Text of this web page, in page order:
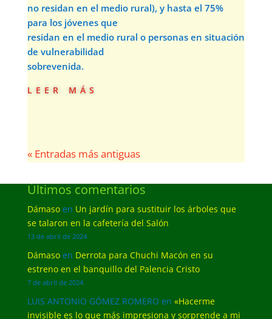
no residan en el medio rural), y hasta el 75%
para los jóvenes que
residan en el medio rural o personas en situación
de vulnerabilidad
sobrevenida.
leer más
« Entradas más antiguas
Últimos comentarios
Dámasoen Un jardín para sustituir los árboles que
se talaron en la cafetería del Salón
13 de abril de 2024
Dámasoen Derrota para Chuchi Macón en su
estreno en el banquillo del Palencia Cristo
7 de abril de 2024
LUIS ANTONIO GÓMEZ ROMERO en «Hacerme
invisible es lo que más impresiona y sorprende a mi